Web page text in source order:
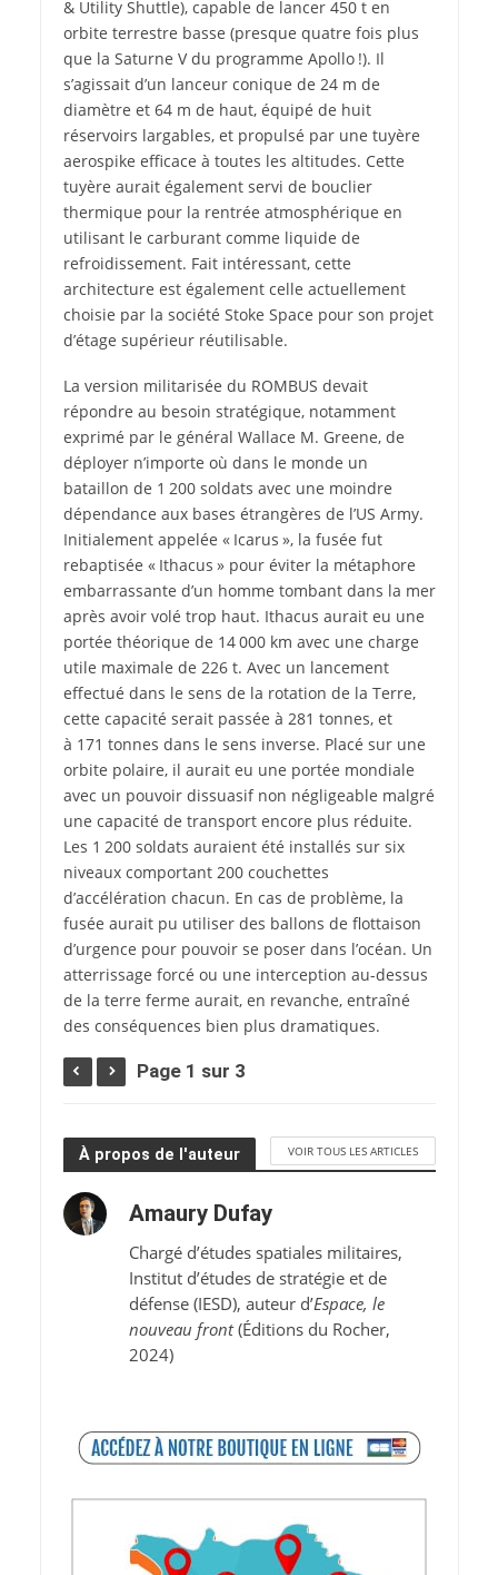
& Utility Shuttle), capable de lancer 450 t en
orbite terrestre basse (presque quatre fois plus
que la Saturne V du programme Apollo !). Il
s’agissait d’un lanceur conique de 24 m de
diamètre et 64 m de haut, équipé de huit
réservoirs largables, et propulsé par une tuyère
aerospike efficace à toutes les altitudes. Cette
tuyère aurait également servi de bouclier
thermique pour la rentrée atmosphérique en
utilisant le carburant comme liquide de
refroidissement. Fait intéressant, cette
architecture est également celle actuellement
choisie par la société Stoke Space pour son projet
d’étage supérieur réutilisable.
La version militarisée du ROMBUS devait
répondre au besoin stratégique, notamment
exprimé par le général Wallace M. Greene, de
déployer n’importe où dans le monde un
bataillon de 1 200 soldats avec une moindre
dépendance aux bases étrangères de l’US Army.
Initialement appelée « Icarus », la fusée fut
rebaptisée « Ithacus » pour éviter la métaphore
embarrassante d’un homme tombant dans la mer
après avoir volé trop haut. Ithacus aurait eu une
portée théorique de 14 000 km avec une charge
utile maximale de 226 t. Avec un lancement
effectué dans le sens de la rotation de la Terre,
cette capacité serait passée à 281 tonnes, et
à 171 tonnes dans le sens inverse. Placé sur une
orbite polaire, il aurait eu une portée mondiale
avec un pouvoir dissuasif non négligeable malgré
une capacité de transport encore plus réduite.
Les 1 200 soldats auraient été installés sur six
niveaux comportant 200 couchettes
d’accélération chacun. En cas de problème, la
fusée aurait pu utiliser des ballons de flottaison
d’urgence pour pouvoir se poser dans l’océan. Un
atterrissage forcé ou une interception au-­dessus
de la terre ferme aurait, en revanche, entraîné
des conséquences bien plus dramatiques.
Page 1 sur 3
À propos de l'auteur VOIR TOUS LES ARTICLES
Amaury Dufay
Chargé d’études spatiales militaires,
Institut d’études de stratégie et de
défense (IESD), auteur d’Espace, le
nouveau front(Éditions du Rocher,
2024)